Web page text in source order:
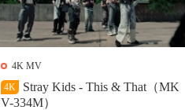
4K MV
4K
Stray Kids - This & That（MK
V-334M）